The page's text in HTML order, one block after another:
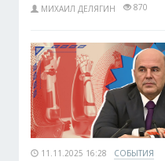
МИХАИЛ ДЕЛЯГИН 870
11.11.2025 16:28 СОБЫТИЯ